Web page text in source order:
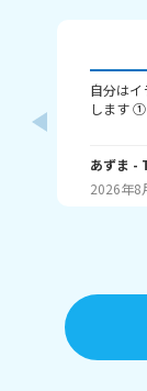
自分は
します
つも立ち
ません。
あずま -
2026年8